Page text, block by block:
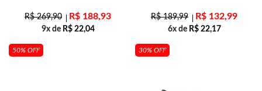
R$269,90 R$ 188,93
9x de R$22,04
R$189,99 R$ 132,99
6x de R$22,17
50% OFF 30% OFF